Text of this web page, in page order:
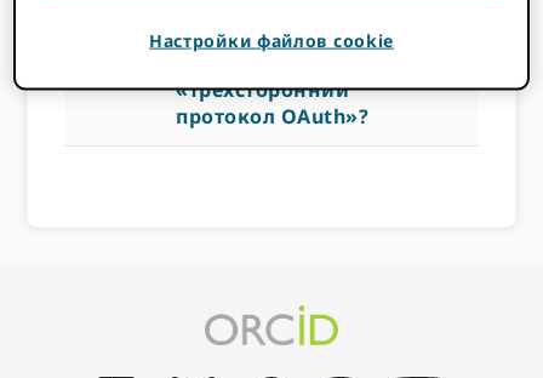
«трехсторонний
протокол OAuth»?
Настройки файлов cookie